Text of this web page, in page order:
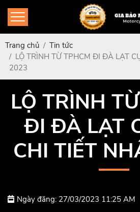
Trang chủ
Tin tức
LỘ TRÌNH TỪ TPHCM ĐI ĐÀ LẠT
2023
LỘ TRÌNH
ĐI ĐÀ LẠT
CHI TIẾT
Ngày đăng: 27/03/2023 11:25 AM